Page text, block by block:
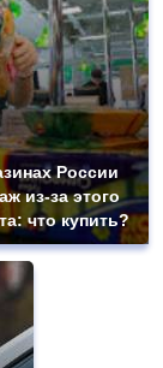
России
из-за этого
что купить?